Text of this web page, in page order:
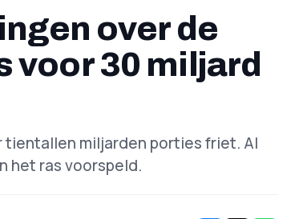
over de
voor 30 miljard
tientallen miljarden porties friet. Al
het ras voorspeld.